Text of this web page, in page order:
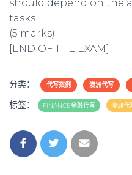
should depend on the
tasks.
(5 marks)
[END OF THE EXAM]
分类： 代写案例 澳洲代写
标签： FINANCE金融代写 澳洲代